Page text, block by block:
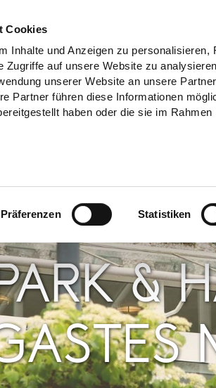
Cookies
Inhalte und Anzeigen zu personalisieren,
Zugriffe auf unsere Website zu
unserer Website an unsere
Partner führen diese Informationen
haben oder die sie im Rahmen
Präferenzen Statistiken
&